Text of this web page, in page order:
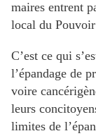
maires entrent
local du
C’est ce qui
l’épandage de
voire
leurs
limites de